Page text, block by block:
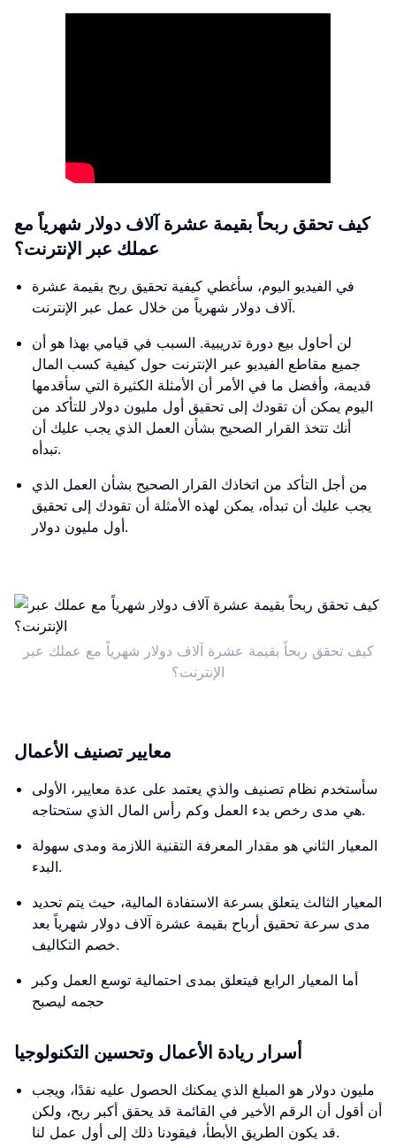
كيف تحقق ربحاً بقيمة عشرة آلاف دولار شهرياً مع
عملك عبر الإنترنت؟
في الفيديو اليوم، سأغطي كيفية تحقيق ربح بقيمة عشرة
آلاف دولار شهرياً من خلال عمل عبر الإنترنت.
لن أحاول بيع دورة تدريبية. السبب في قيامي بهذا هو أن
جميع مقاطع الفيديو عبر الإنترنت حول كيفية كسب المال
قديمة، وأفضل ما في الأمر أن الأمثلة الكثيرة التي سأقدمها
اليوم يمكن أن تقودك إلى تحقيق أول مليون دولار للتأكد من
أنك تتخذ القرار الصحيح بشأن العمل الذي يجب عليك أن
تبدأه.
من أجل التأكد من اتخاذك القرار الصحيح بشأن العمل الذي
يجب عليك أن تبدأه، يمكن لهذه الأمثلة أن تقودك إلى تحقيق
أول مليون دولار.
كيف تحقق ربحاً بقيمة عشرة آلاف دولار شهرياً مع عملك عبر
الإنترنت؟
معايير تصنيف الأعمال
سأستخدم نظام تصنيف والذي يعتمد على عدة معايير، الأولى
هي مدى رخص بدء العمل وكم رأس المال الذي ستحتاجه.
المعيار الثاني هو مقدار المعرفة التقنية اللازمة ومدى سهولة
البدء.
المعيار الثالث يتعلق بسرعة الاستفادة المالية، حيث يتم تحديد
مدى سرعة تحقيق أرباح بقيمة عشرة آلاف دولار شهرياً بعد
خصم التكاليف.
أما المعيار الرابع فيتعلق بمدى احتمالية توسع العمل وكبر
حجمه ليصبح
أسرار ريادة الأعمال وتحسين التكنولوجيا
مليون دولار هو المبلغ الذي يمكنك الحصول عليه نقدًا، ويجب
أن أقول أن الرقم الأخير في القائمة قد يحقق أكبر ربح، ولكن
قد يكون الطريق الأبطأ، فيقودنا ذلك إلى أول عمل لنا.